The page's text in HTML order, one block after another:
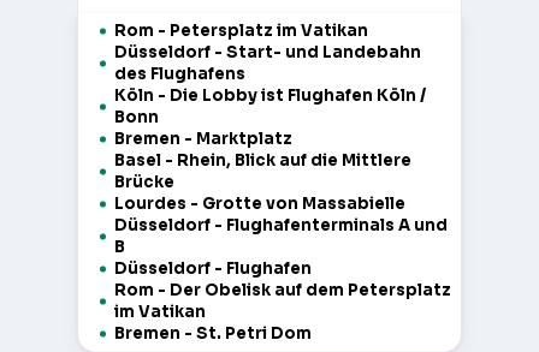
Rom - Petersplatz im Vatikan
Düsseldorf - Start- und Landebahn
des Flughafens
Köln - Die Lobby ist Flughafen Köln /
Bonn
Bremen - Marktplatz
Basel - Rhein, Blick auf die Mittlere
Brücke
Lourdes - Grotte von Massabielle
Düsseldorf - Flughafenterminals A und
B
Düsseldorf - Flughafen
Rom - Der Obelisk auf dem Petersplatz
im Vatikan
Bremen - St. Petri Dom